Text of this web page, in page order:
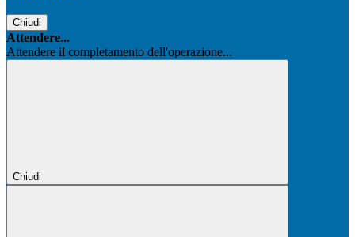
Chiudi
Attendere...
Attendere il completamento dell'operazione...
Chiudi